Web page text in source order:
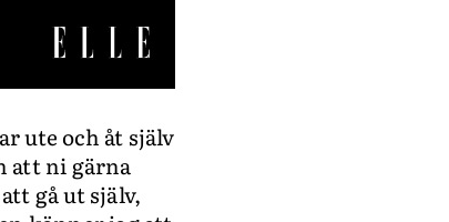
ute och åt själv
att ni gärna
gå ut själv,